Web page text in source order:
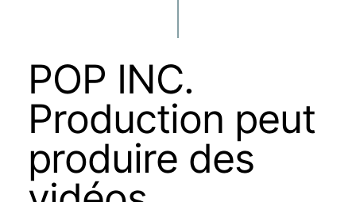
POP INC.
Production peut
produire des